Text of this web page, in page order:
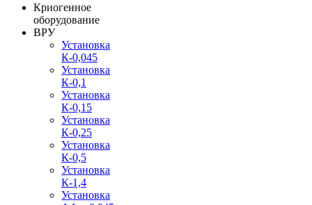
Криогенное
оборудование
ВРУ
Установка
К-0,045
Установка
К-0,1
Установка
К-0,15
Установка
К-0,25
Установка
К-0,5
Установка
К-1,4
Установка